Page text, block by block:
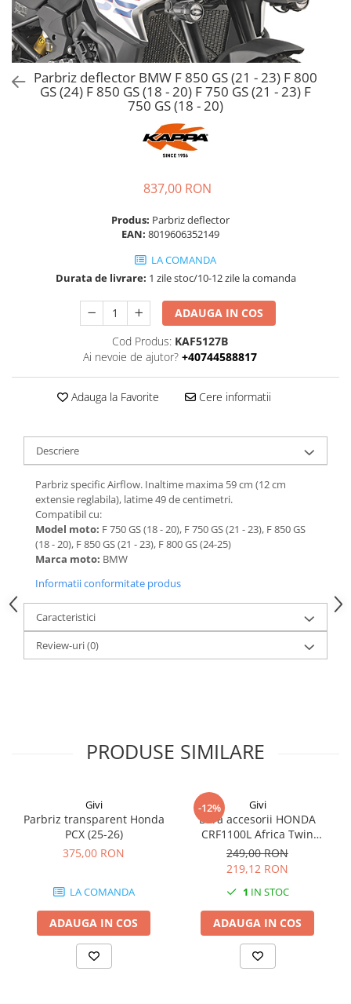
Parbriz deflector BMW F 850 GS (21 - 23) F 800
GS (24) F 850 GS (18 - 20) F 750 GS (21 - 23) F
750 GS (18 - 20)
837,00 RON
Produs: Parbriz deflector
EAN: 8019606352149
LA COMANDA
Durata de livrare: 1 zile stoc/10-12 zile la comanda
ADAUGA IN COS
Cod Produs: KAF5127B
Ai nevoie de ajutor? +40744588817
Adauga la Favorite Cere informatii
Descriere
Parbriz specific Airflow. Inaltime maxima 59 cm (12 cm
extensie reglabila), latime 49 de centimetri.
Compatibil cu:
Model moto: F 750 GS (18 - 20), F 750 GS (21 - 23), F 850 GS
(18 - 20), F 850 GS (21 - 23), F 800 GS (24-25)
Marca moto: BMW
Informatii conformitate produs
Caracteristici
Review-uri(0)
PRODUSE SIMILARE
Givi
Parbriz transparent Honda
PCX (25-26)
375,00 RON
LA COMANDA
ADAUGA IN COS
-12% Givi
Bara accesorii HONDA
CRF1100L Africa Twin
Adventure Sports (20 - 23)
CRF1100L Africa Twin
Adventure Sports (24)
CRF1100L AFRICA TWIN (24)
CRF1100L Africa Twin (20 -
23)
249,00 RON
219,12 RON
1 IN STOC
ADAUGA IN COS